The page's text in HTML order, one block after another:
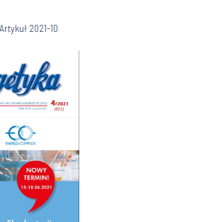
Artykuł 2021-10